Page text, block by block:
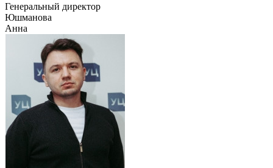
Генеральный директор
Юшманова
Анна